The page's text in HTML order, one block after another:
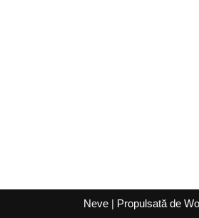
Neve| Propulsată de